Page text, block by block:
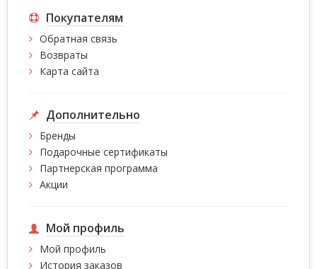
Покупателям
Обратная связь
Возвраты
Карта сайта
Дополнительно
Бренды
Подарочные сертификаты
Партнерская программа
Акции
Мой профиль
Мой профиль
История заказов